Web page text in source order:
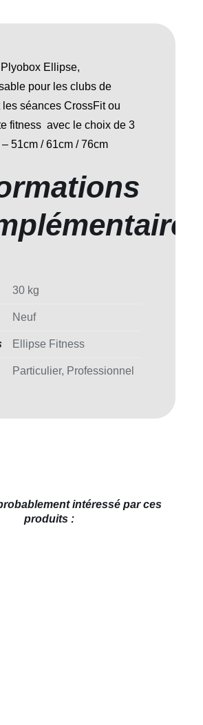
Ellipse,
pour les clubs de
les séances CrossFit ou
fitness avec le choix de 3
51cm / 61cm / 76cm
30 kg
Neuf
Ellipse Fitness
Particulier, Professionnel
intéressé par ces
produits :